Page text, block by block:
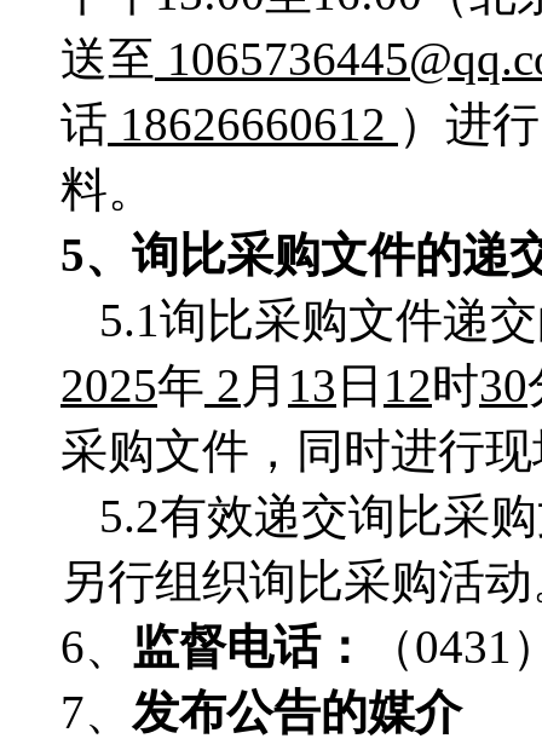
送至
话 18626660612 ）进
料。
5、 询比采购文件的递
5.1询比采购文件递
2025年 2 月 13 日 12时30
采购文件，同时进行
5.2有效递交询比采
另行组织询比采购活
6、 监督电话： （0431
7、 发布公告的媒介